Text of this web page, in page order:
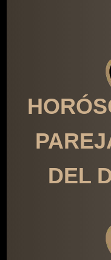
DEL